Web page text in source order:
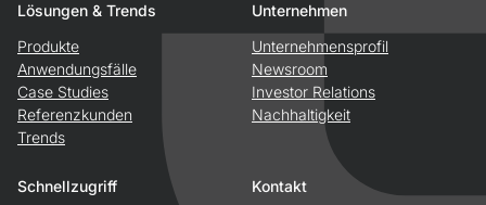
Lösungen & Trends
Produkte
Anwendungsfälle
Case Studies
Referenzkunden
Trends
Unternehmen
Unternehmensprofil
Newsroom
Investor Relations
Nachhaltigkeit
Schnellzugriff Kontakt